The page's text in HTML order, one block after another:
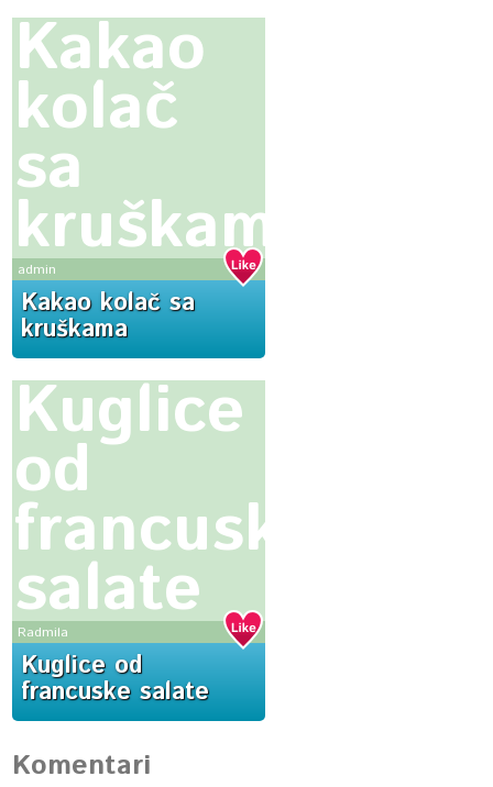
Kakao
kolač
sa
kruškama
admin
Kakao kolač sa
kruškama
Kuglice
od
francuske
salate
Radmila
Kuglice od
francuske salate
Komentari